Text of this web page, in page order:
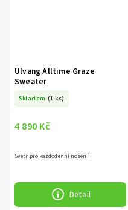
Ulvang Alltime Graze
Sweater
Skladem (1 ks)
4 890 Kč
Detail
Svetr pro každodenní nošení